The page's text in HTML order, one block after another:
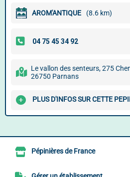
AROM'ANTIQUE (8.6 km)
Le vallon des senteurs, 275
26750 Parnans
PLUS D'INFOS SUR CETTE
Pépinières de France